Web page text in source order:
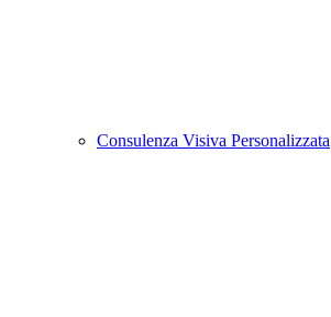
Consulenza Visiva Personalizzata